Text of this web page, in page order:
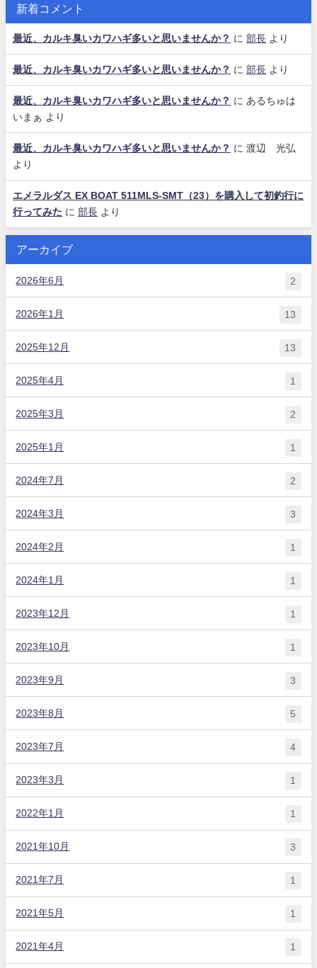
新着コメント
最近、カルキ臭いカワハギ多いと思いませんか？ に 部長 より
最近、カルキ臭いカワハギ多いと思いませんか？ に 部長 より
最近、カルキ臭いカワハギ多いと思いませんか？ に あるちゅは
いまぁ より
最近、カルキ臭いカワハギ多いと思いませんか？ に 渡辺 光弘
より
エメラルダス EX BOAT 511MLS-SMT（23）を購入して初釣行に
行ってみた に 部長 より
アーカイブ
2026年6月 2
2026年1月 13
2025年12月 13
2025年4月 1
2025年3月 2
2025年1月 1
2024年7月 2
2024年3月 3
2024年2月 1
2024年1月 1
2023年12月 1
2023年10月 1
2023年9月 3
2023年8月 5
2023年7月 4
2023年3月 1
2022年1月 1
2021年10月 3
2021年7月 1
2021年5月 1
2021年4月 1